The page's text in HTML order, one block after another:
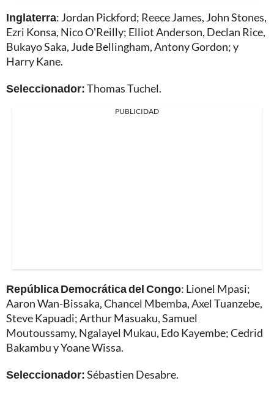
Inglaterra: Jordan Pickford; Reece James, John Stones,
Ezri Konsa, Nico O'Reilly; Elliot Anderson, Declan Rice,
Bukayo Saka, Jude Bellingham, Antony Gordon; y
Harry Kane.
Seleccionador:Thomas Tuchel.
PUBLICIDAD
República Democrática del Congo: Lionel Mpasi;
Aaron Wan-Bissaka, Chancel Mbemba, Axel Tuanzebe,
Steve Kapuadi; Arthur Masuaku, Samuel
Moutoussamy, Ngalayel Mukau, Edo Kayembe; Cedrid
Bakambu y Yoane Wissa.
Seleccionador:Sébastien Desabre.